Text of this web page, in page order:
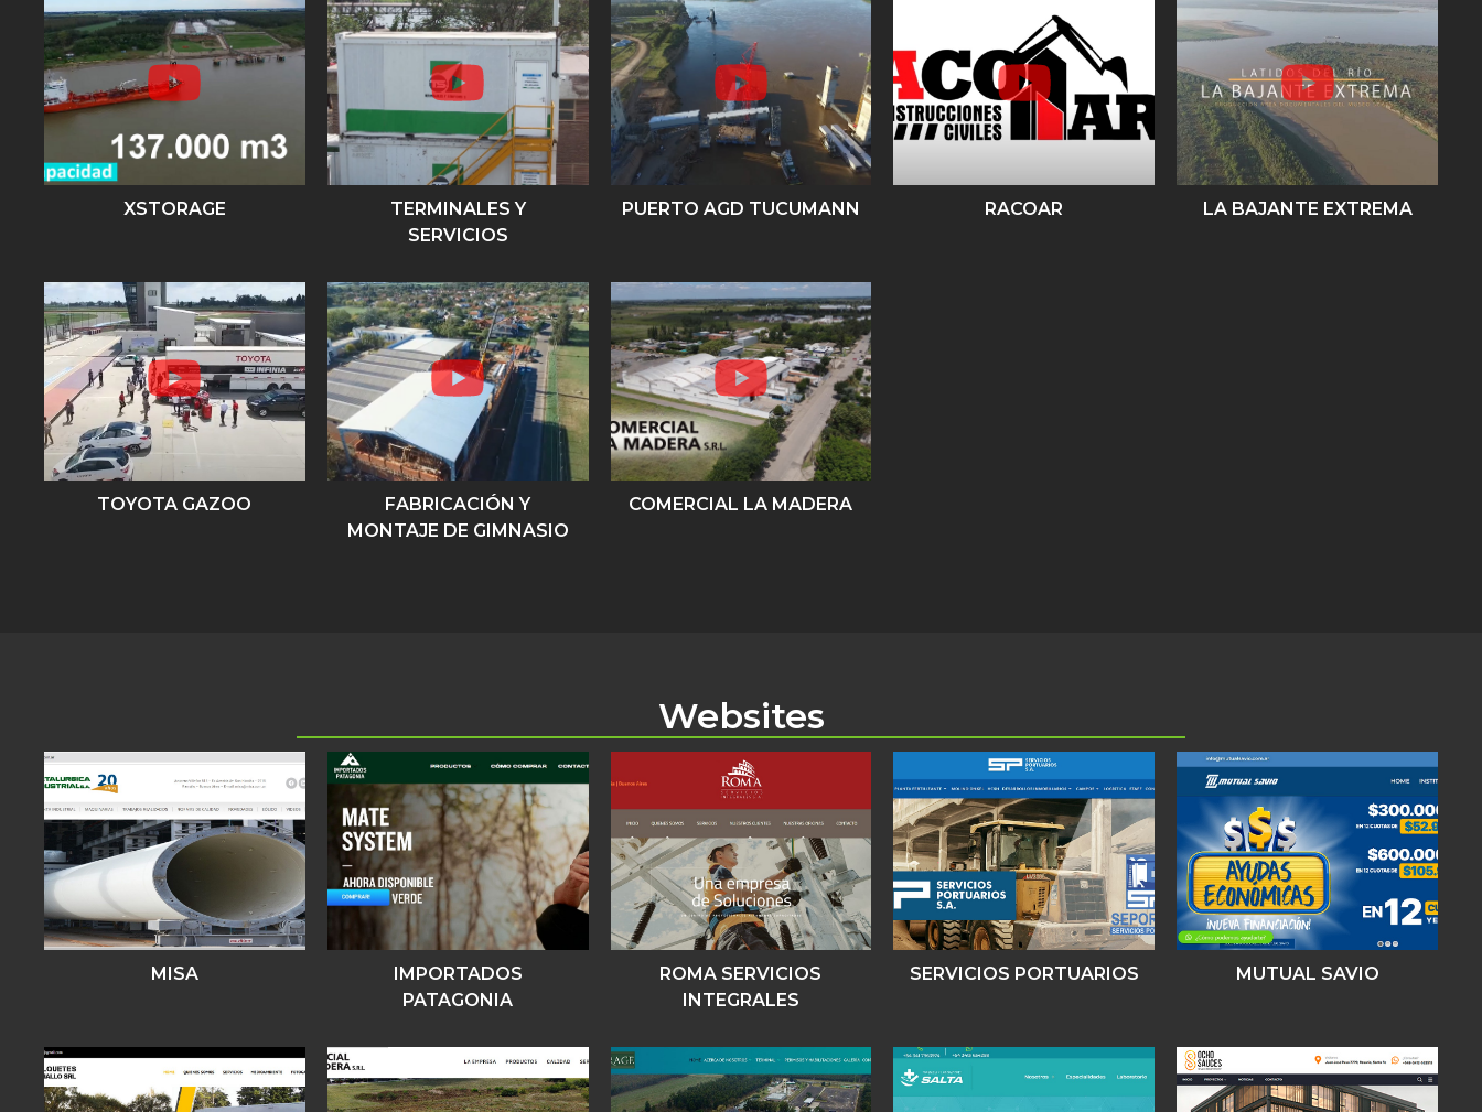
XSTORAGE
TERMINALES Y
SERVICIOS
PUERTO AGD TUCUMANN RACOAR LA BAJANTE EXTREMA
TOYOTA GAZOO
FABRICACIÓN Y
MONTAJE DE GIMNASIO
COMERCIAL LA MADERA
Websites
MISA
IMPORTADOS
PATAGONIA
ROMA SERVICIOS
INTEGRALES
SERVICIOS PORTUARIOS MUTUAL SAVIO